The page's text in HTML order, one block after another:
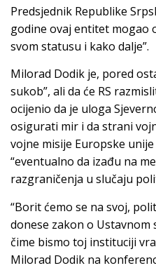
Predsjednik Republike
godine ovaj entitet mogao
svom statusu i kako dalje”.
Milorad Dodik je, pored
sukob”, ali da će RS
ocijenio da je uloga
osigurati mir i da strani
vojne misije Europske unije
“eventualno da izađu na
razgraničenja u slučaju
“Borit ćemo se na svoj,
donese zakon o Ustavnom
čime bismo toj instituciji
Milorad Dodik na